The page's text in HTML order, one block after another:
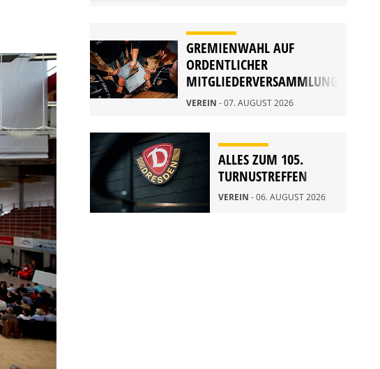
GREMIENWAHL AUF
ORDENTLICHER
MITGLIEDERVERSAMMLUNG
2026
VEREIN - 07. AUGUST 2026
ALLES ZUM 105.
TURNUSTREFFEN
VEREIN - 06. AUGUST 2026